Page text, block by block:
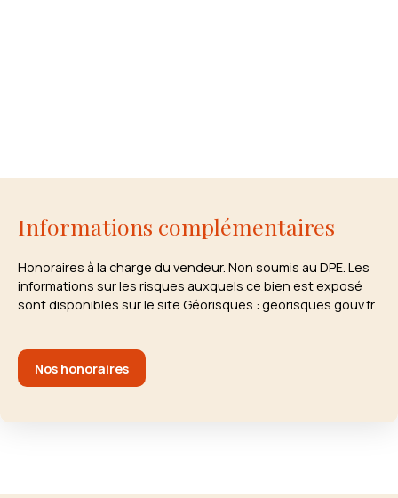
Informations complémentaires
Honoraires à la charge du vendeur. Non soumis au DPE. Les
informations sur les risques auxquels ce bien est exposé
sont disponibles sur le site Géorisques : georisques.gouv.fr.
Nos honoraires